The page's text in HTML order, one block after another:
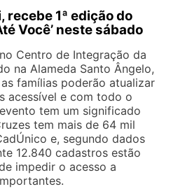
recebe 1ª edição do
Você’ neste sábado
Centro de Integração da
na Alameda Santo Ângelo,
famílias poderão atualizar
acessível e com todo o
tem um significado
tem mais de 64 mil
e, segundo dados
12.840 cadastros estão
impedir o acesso a